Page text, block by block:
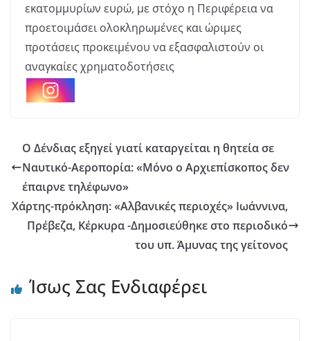
εκατομμυρίων ευρώ, με στόχο η Περιφέρεια να
προετοιμάσει ολοκληρωμένες και ώριμες
προτάσεις προκειμένου να εξασφαλιστούν οι
αναγκαίες χρηματοδοτήσεις
Ο Δένδιας εξηγεί γιατί καταργείται η θητεία σε
Ναυτικό-Αεροπορία: «Μόνο ο Αρχιεπίσκοπος δεν
έπαιρνε τηλέφωνο»
Χάρτης-πρόκληση: «Αλβανικές περιοχές» Ιωάννινα,
Πρέβεζα, Κέρκυρα -Δημοσιεύθηκε στο περιοδικό
του υπ. Άμυνας της γείτονος
Ίσως Σας Ενδιαφέρει